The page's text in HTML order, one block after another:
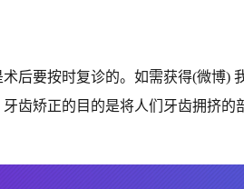
后要按时复诊的。如需获得(微博
齿矫正的目的是将人们牙齿拥挤的